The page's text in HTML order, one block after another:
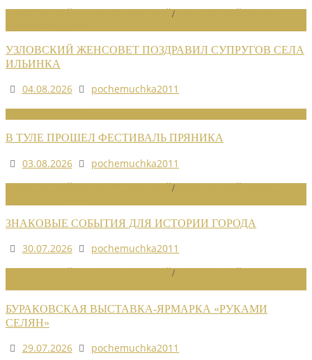
/
УЗЛОВСКИЙ ЖЕНСОВЕТ ПОЗДРАВИЛ СУПРУГОВ СЕЛА
ИЛЬИНКА
04.08.2026
pochemuchka2011
В ТУЛЕ ПРОШЕЛ ФЕСТИВАЛЬ ПРЯНИКА
03.08.2026
pochemuchka2011
/
ЗНАКОВЫЕ СОБЫТИЯ ДЛЯ ИСТОРИИ ГОРОДА
30.07.2026
pochemuchka2011
/
БУРАКОВСКАЯ ВЫСТАВКА-ЯРМАРКА «РУКАМИ
СЕЛЯН»
29.07.2026
pochemuchka2011